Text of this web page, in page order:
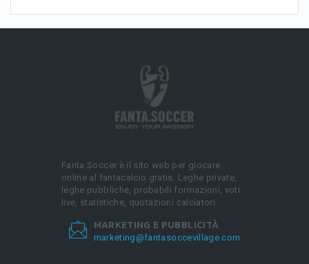
Fanta.Soccer è il sito web per giocare
online al fantacalcio gratis. Leghe private,
leghe pubbliche, probabili formazioni, voti
live, statistiche, quotazioni calciatori.
MARKETING E PUBBLICITÀ
marketing@fantasoccevillage.com